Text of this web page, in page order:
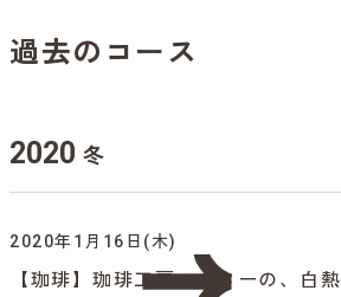
過去のコース
2020 冬
2020年1月16日(木)
【珈琲】珈琲工房マスターの、白